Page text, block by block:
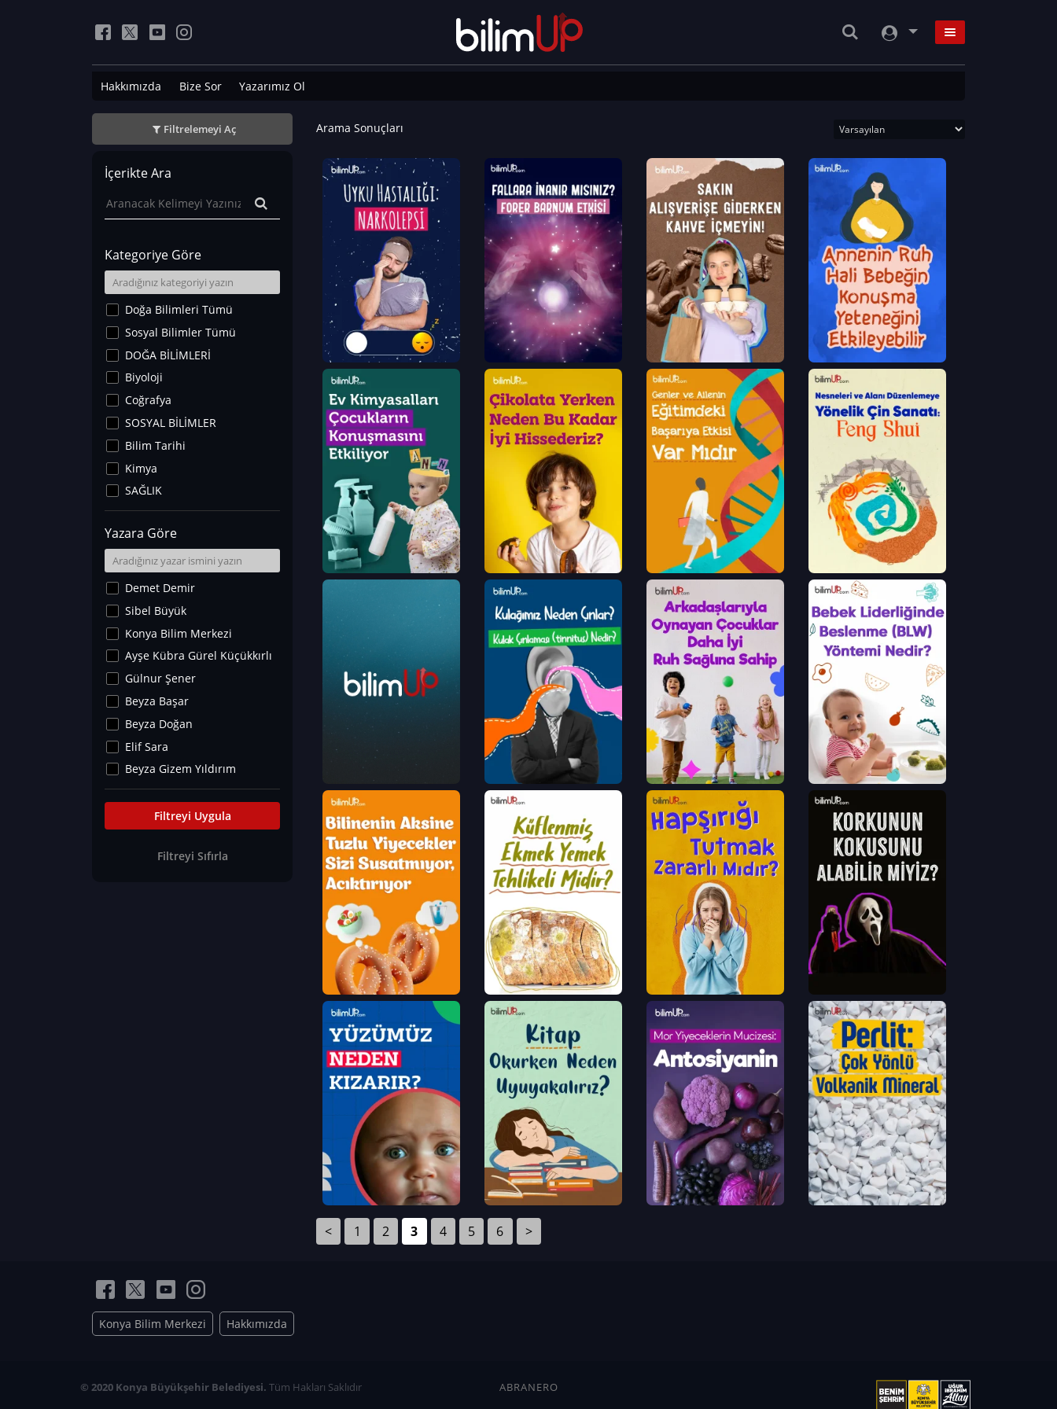
Hakkımızda Bize Sor Yazarımız Ol
Filtrelemeyi Aç
İçerikte Ara
Kategoriye Göre
Doğa Bilimleri Tümü
Sosyal Bilimler Tümü
DOĞA BİLİMLERİ
Biyoloji
Coğrafya
SOSYAL BİLİMLER
Bilim Tarihi
Kimya
SAĞLIK
Sanat Tarihi
Fizik
Yer Bilimleri
Astronomi ve Uzay
Noroloji
Matematik
Teknoloji
İklim Değişikliği
Arkeoloji
Kültür&Sanat
Yaşam Tavsiyeleri
Merakoloji
Eğitim Bilimleri
Yazara Göre
Demet Demir
Sibel Büyük
Konya Bilim Merkezi
Ayşe Kübra Gürel Küçükkırlı
Gülnur Şener
Beyza Başar
Beyza Doğan
Elif Sara
Beyza Gizem Yıldırım
İlknur İyigökler
Büşra Elif Kıvrak
Can TORUN
Filtreyi Uygula
Filtreyi Sıfırla
Arama Sonuçları
< 1 2 3 4 5 6 >
Konya Bilim Merkezi Hakkımızda
© 2020 Konya Büyükşehir Belediyesi. Tüm Hakları Saklıdır ABRANERO